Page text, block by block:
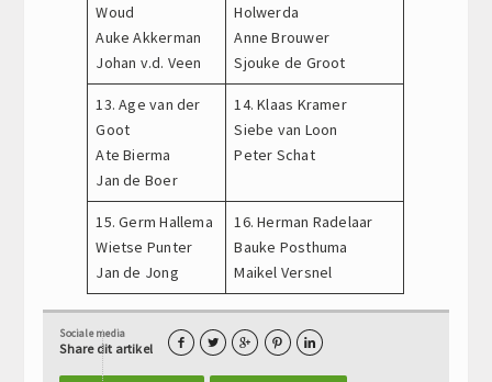
Woud
Auke Akkerman
Johan v.d. Veen
Holwerda
Anne Brouwer
Sjouke de Groot
13. Age van der
Goot
Ate Bierma
Jan de Boer
14. Klaas Kramer
Siebe van Loon
Peter Schat
15. Germ Hallema
Wietse Punter
Jan de Jong
16. Herman Radelaar
Bauke Posthuma
Maikel Versnel
Sociale media
Share dit artikel     